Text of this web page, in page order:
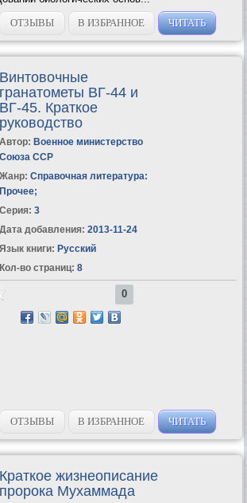
ОТЗЫВЫ В ИЗБРАННОЕ ЧИТАТЬ
Винтовочные
гранатометы ВГ-44 и
ВГ-45. Краткое
руководство
Автор: Военное министерство
Союза ССР
Жанр: Справочная литература:
Прочее;
Серия: 3
Дата добавления: 2013-11-24
Язык книги: Русский
Кол-во страниц: 8
0
ОТЗЫВЫ В ИЗБРАННОЕ ЧИТАТЬ
Краткое жизнеописание
пророка Мухаммада